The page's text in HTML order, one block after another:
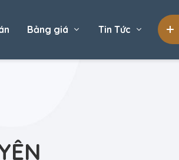
Bảng giá Tin Tức